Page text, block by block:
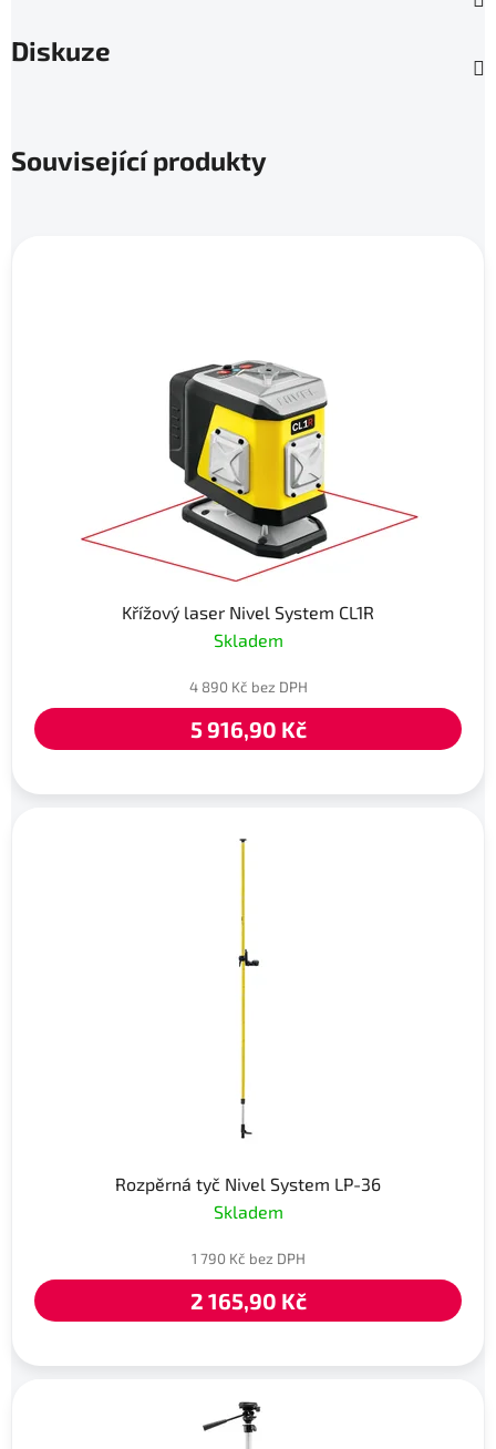
Diskuze
Související produkty
Křížový laser Nivel System CL1R
Skladem
4 890 Kč bez DPH
5 916,90 Kč
Rozpěrná tyč Nivel System LP-36
Skladem
1 790 Kč bez DPH
2 165,90 Kč